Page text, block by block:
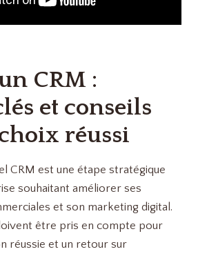
CRM :
et conseils
réussi
CRM est une étape stratégique
souhaitant améliorer ses
et son marketing digital.
être pris en compte pour
réussie et un retour sur